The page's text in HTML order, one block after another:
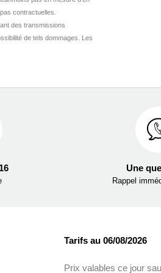
contractuelles.
des transmissions
de tels dommages. Les
Une
Rappel
Tarifs au 06/08/2026
Prix valables ce jour